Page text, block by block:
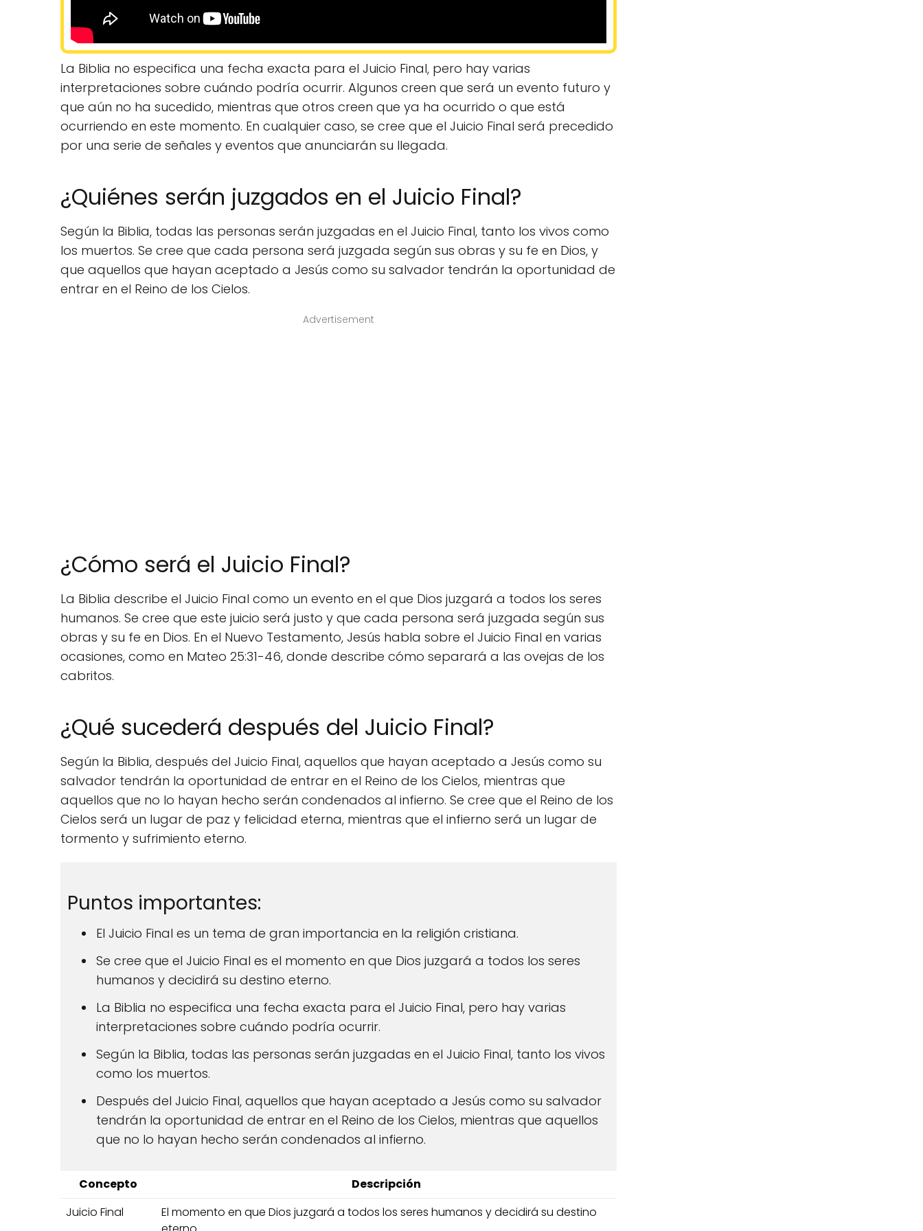
La Biblia no especifica una fecha exacta para el Juicio Final, pero hay varias
interpretaciones sobre cuándo podría ocurrir. Algunos creen que será un evento futuro y
que aún no ha sucedido, mientras que otros creen que ya ha ocurrido o que está
ocurriendo en este momento. En cualquier caso, se cree que el Juicio Final será precedido
por una serie de señales y eventos que anunciarán su llegada.
¿Quiénes serán juzgados en el Juicio Final?
Según la Biblia, todas las personas serán juzgadas en el Juicio Final, tanto los vivos como
los muertos. Se cree que cada persona será juzgada según sus obras y su fe en Dios, y
que aquellos que hayan aceptado a Jesús como su salvador tendrán la oportunidad de
entrar en el Reino de los Cielos.
Advertisement
¿Cómo será el Juicio Final?
La Biblia describe el Juicio Final como un evento en el que Dios juzgará a todos los seres
humanos. Se cree que este juicio será justo y que cada persona será juzgada según sus
obras y su fe en Dios. En el Nuevo Testamento, Jesús habla sobre el Juicio Final en varias
ocasiones, como en Mateo 25:31-46, donde describe cómo separará a las ovejas de los
cabritos.
¿Qué sucederá después del Juicio Final?
Según la Biblia, después del Juicio Final, aquellos que hayan aceptado a Jesús como su
salvador tendrán la oportunidad de entrar en el Reino de los Cielos, mientras que
aquellos que no lo hayan hecho serán condenados al infierno. Se cree que el Reino de los
Cielos será un lugar de paz y felicidad eterna, mientras que el infierno será un lugar de
tormento y sufrimiento eterno.
Puntos importantes:
El Juicio Final es un tema de gran importancia en la religión cristiana.
Se cree que el Juicio Final es el momento en que Dios juzgará a todos los seres
humanos y decidirá su destino eterno.
La Biblia no especifica una fecha exacta para el Juicio Final, pero hay varias
interpretaciones sobre cuándo podría ocurrir.
Según la Biblia, todas las personas serán juzgadas en el Juicio Final, tanto los vivos
como los muertos.
Después del Juicio Final, aquellos que hayan aceptado a Jesús como su salvador
tendrán la oportunidad de entrar en el Reino de los Cielos, mientras que aquellos
que no lo hayan hecho serán condenados al infierno.
Concepto
Descripción
Juicio Final
El momento en que Dios juzgará a todos los seres humanos y decidirá su destino